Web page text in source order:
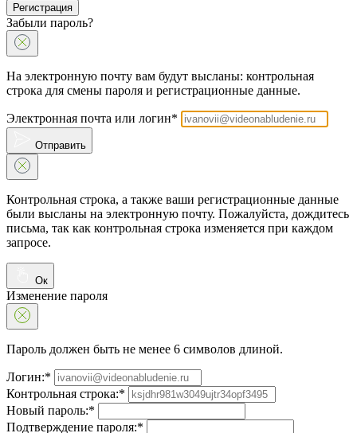
Регистрация
Забыли пароль?
На электронную почту вам будут высланы: контрольная
строка для смены пароля и регистрационные данные.
Электронная почта или логин*
Отправить
Контрольная строка, а также ваши регистрационные данные
были высланы на электронную почту. Пожалуйста, дождитесь
письма, так как контрольная строка изменяется при каждом
запросе.
Ок
Изменение пароля
Пароль должен быть не менее 6 символов длиной.
Логин:*
Контрольная строка:*
Новый пароль:*
Подтверждение пароля:*